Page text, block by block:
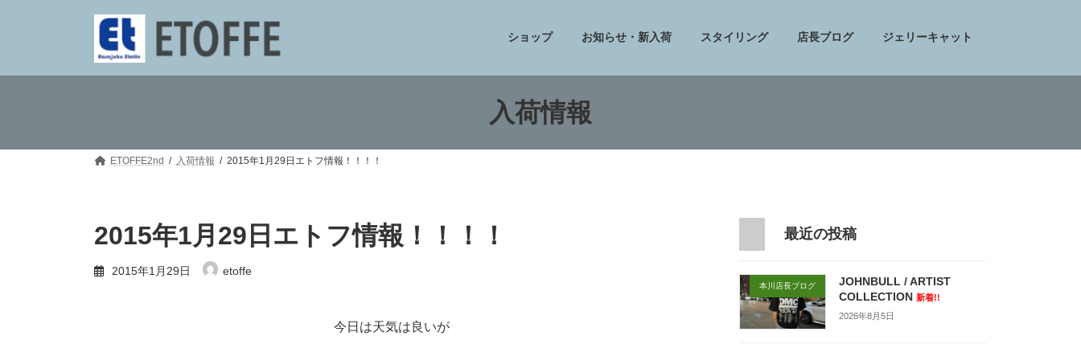
ツ
シ
ショップ お知らせ・新入荷 スタイリング 店長ブログ ジェリーキャット
入荷情報
ETOFFE2nd 入荷情報 2015年1月29日エトフ情報！！！！
2015年1月29日エトフ情報！！！！
2015年1月29日 etoffe
今日は天気は良いが
最近の投稿
本川店長ブログ
JOHNBULL / ARTIST
COLLECTION 新着!!
2026年8月5日